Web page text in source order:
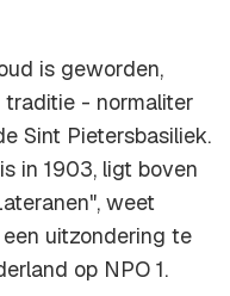
is geworden,
traditie - normaliter
Sint Pietersbasiliek.
in 1903, ligt boven
weet
uitzondering te
op NPO 1.